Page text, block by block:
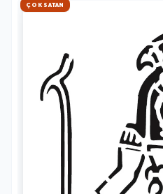
HIZLI KARGO